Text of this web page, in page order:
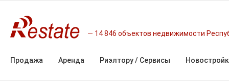
14 846 объектов недвижимости
Продажа Аренда Риэлтору / Сервисы